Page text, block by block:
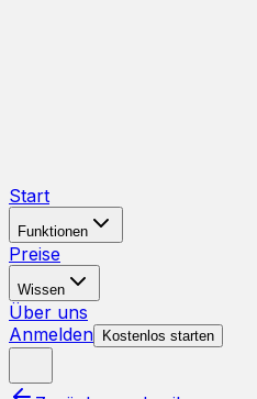
Start
Funktionen
Preise
Wissen
Über uns
Anmelden
Kostenlos starten